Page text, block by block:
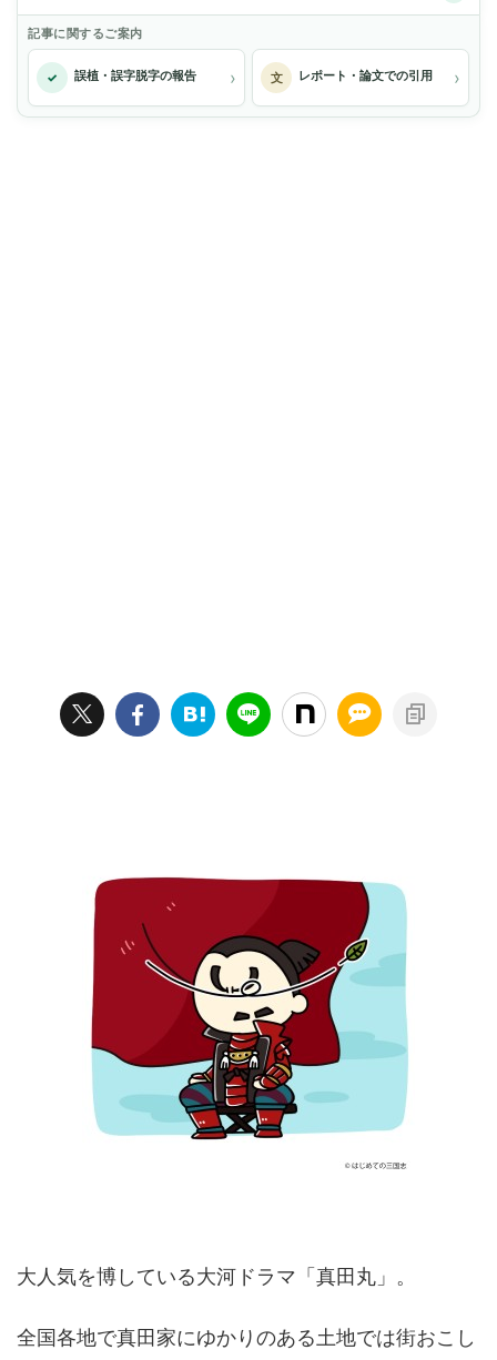
記事に関するご案内
✓ 誤植・誤字脱字の報告 › 文 レポート・論文での引用 ›
大人気を博している大河ドラマ「真田丸」。
全国各地で真田家にゆかりのある土地では街おこし